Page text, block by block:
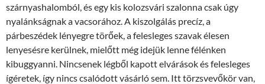
szárnyashalomból, és egy kis kolozsvári szalonna csak úgy
nyalánkságnak a vacsorához. A kiszolgálás precíz, a
párbeszédek lényegre törőek, a felesleges szavak élesen
lenyesésre kerülnek, mielőtt még idejük lenne félénken
kibuggyanni. Nincsenek légből kapott elvárások és felesleges
ígéretek, így nincs csalódott vásárló sem. Itt törzsvevőkör van,